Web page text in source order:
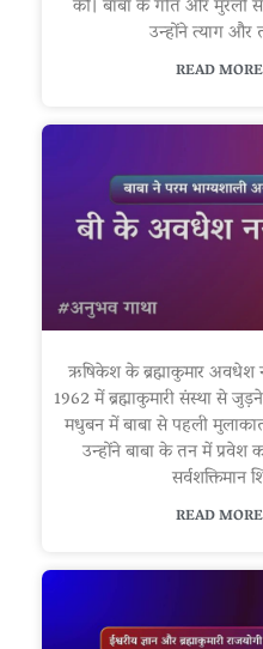
की। बाबा के गीत और मुरली
उन्होंने त्याग और
READ
ऋषिकेश के ब्रह्माकुमार अवधेश
1962 में ब्रह्माकुमारी संस्था से
मधुबन में बाबा से पहली
उन्होंने बाबा के तन में प्रवेश
सर्वशक्तिमान
READ